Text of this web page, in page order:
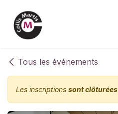
Tous les événements
Les inscriptions sont clôturées